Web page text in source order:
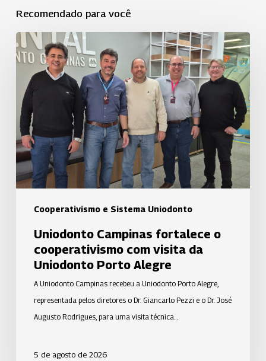
Recomendado para você
Cooperativismo e Sistema Uniodonto
Uniodonto
Campinas
fortalece
cooperativismo
com
visita
da
Uniodonto
Porto
Alegre
Uniodonto Campinas fortalece o
cooperativismo com visita da
Uniodonto Porto Alegre
A Uniodonto Campinas recebeu a Uniodonto Porto Alegre,
representada pelos diretores o Dr. Giancarlo Pezzi e o Dr. José
Augusto Rodrigues, para uma visita técnica…
5 de agosto de 2026